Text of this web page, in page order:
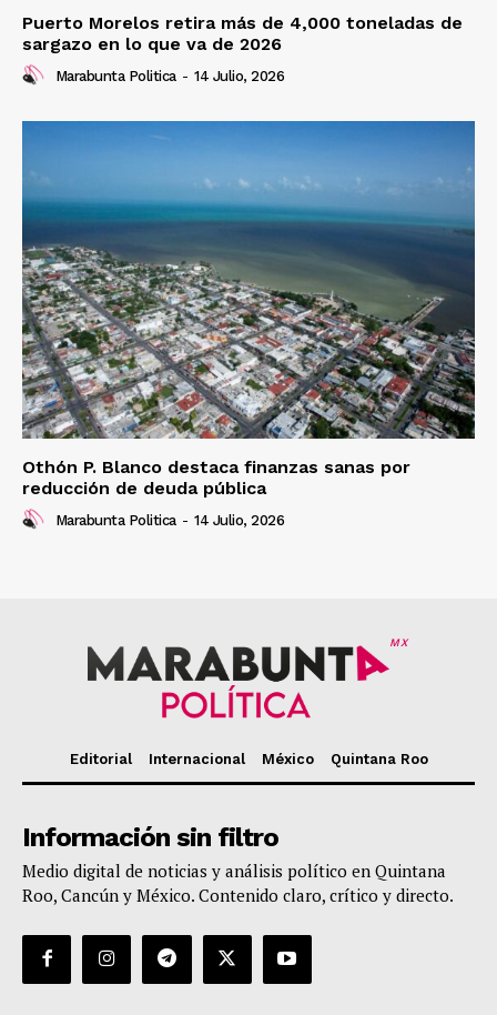
Puerto Morelos retira más de 4,000 toneladas de
sargazo en lo que va de 2026
Marabunta Politica - 14 Julio, 2026
Othón P. Blanco destaca finanzas sanas por
reducción de deuda pública
Marabunta Politica - 14 Julio, 2026
MX
Editorial Internacional México Quintana Roo
Información sin filtro
Medio digital de noticias y análisis político en Quintana
Roo, Cancún y México. Contenido claro, crítico y directo.